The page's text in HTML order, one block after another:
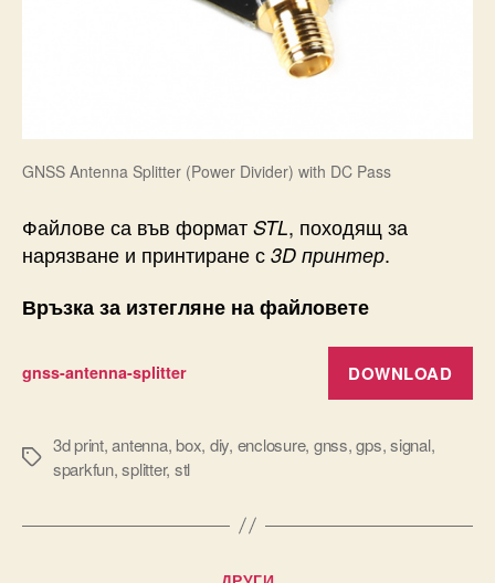
GNSS Antenna Splitter (Power Divider) with DC Pass
Файлове са във формат STL, походящ за
нарязване и принтиране с 3D принтер.
Връзка за изтегляне на файловете
gnss-antenna-splitter DOWNLOAD
Tags
3d print,antenna,box, diy, enclosure, gnss,gps,signal,
sparkfun,splitter, stl
Categories